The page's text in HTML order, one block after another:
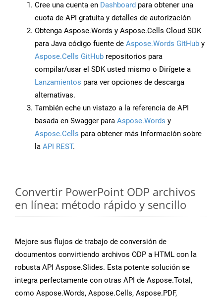
Cree una cuenta en Dashboard para obtener una
cuota de API gratuita y detalles de autorización
Obtenga Aspose.Words y Aspose.Cells Cloud SDK
para Java código fuente de Aspose.Words GitHub y
Aspose.Cells GitHub repositorios para
compilar/usar el SDK usted mismo o Dirígete a
Lanzamientos para ver opciones de descarga
alternativas.
También eche un vistazo a la referencia de API
basada en Swagger para Aspose.Words y
Aspose.Cells para obtener más información sobre
la API REST.
Convertir PowerPoint ODP archivos
en línea: método rápido y sencillo
Mejore sus flujos de trabajo de conversión de
documentos convirtiendo archivos ODP a HTML con la
robusta API Aspose.Slides. Esta potente solución se
integra perfectamente con otras API de Aspose.Total,
como Aspose.Words, Aspose.Cells, Aspose.PDF,